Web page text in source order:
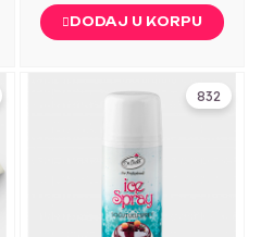
DODAJ U KORPU
832